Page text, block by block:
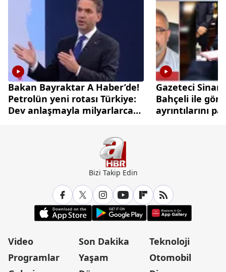
Bakan Bayraktar A Haber’de!
Petrolün yeni rotası Türkiye:
Dev anlaşmayla milyarlarca
Gazeteci
Bahçeli ile
ayrıntılarını
Bizi Takip Edin
Video
Programlar
Son Dakika
Yaşam
Teknoloji
Otomobil